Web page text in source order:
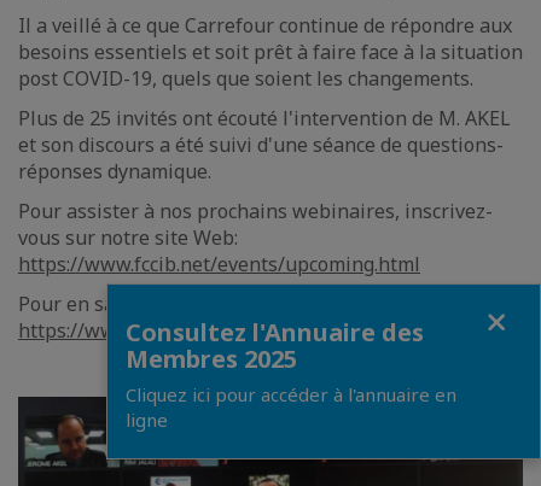
Il a veillé à ce que Carrefour continue de répondre aux
besoins essentiels et soit prêt à faire face à la situation
post COVID-19, quels que soient les changements.
Plus de 25 invités ont écouté l'intervention de M. AKEL
et son discours a été suivi d'une séance de questions-
réponses dynamique.
Pour assister à nos prochains webinaires, inscrivez-
vous sur notre site Web:
https://www.fccib.net/events/upcoming.html
Pour en savoir plus sur Carrefour Bahreïn:
https://www.carrefourbahrain.com/
Consultez l'Annuaire des
Membres 2025
Cliquez ici pour accéder à l'annuaire en
ligne